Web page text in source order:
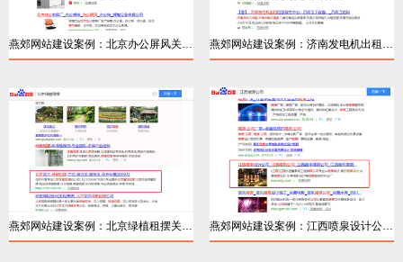
燕郊网站建设案例：北京办公屏风关键词排名 燕郊网站建设案例：济南发电机出租百度优化
详情
燕郊网站建设案例：北京绿植租摆关键词排名
详情
燕郊网站建设案例：江西喷泉设计公司关键词